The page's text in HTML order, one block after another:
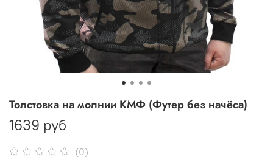
(0)
Толстовка на молнии КМФ (Футер без начёса)
1639 руб